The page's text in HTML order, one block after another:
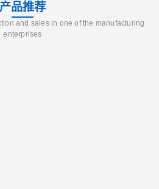
产品推荐
and sales in one of the manufacturing
enterprises